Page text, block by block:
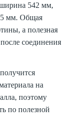
ширина 542 мм,
мм. Общая
а полезная
соединения
на
поэтому
по полезной